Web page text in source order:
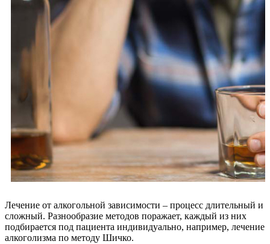
Лечение от алкогольной зависимости – процесс длительный и
сложный. Разнообразие методов поражает, каждый из них
подбирается под пациента индивидуально, например, лечение
алкоголизма по методу Шичко.